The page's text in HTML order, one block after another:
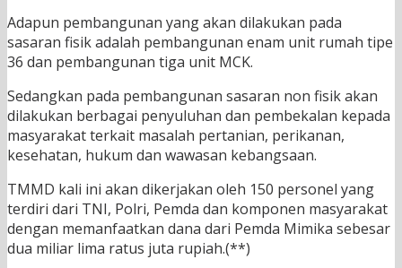
Adapun pembangunan yang akan dilakukan pada
sasaran fisik adalah pembangunan enam unit rumah tipe
36 dan pembangunan tiga unit MCK.
Sedangkan pada pembangunan sasaran non fisik akan
dilakukan berbagai penyuluhan dan pembekalan kepada
masyarakat terkait masalah pertanian, perikanan,
kesehatan, hukum dan wawasan kebangsaan.
TMMD kali ini akan dikerjakan oleh 150 personel yang
terdiri dari TNI, Polri, Pemda dan komponen masyarakat
dengan memanfaatkan dana dari Pemda Mimika sebesar
dua miliar lima ratus juta rupiah.(**)